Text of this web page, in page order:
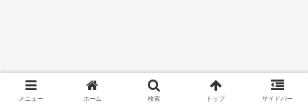
メニュー ホーム 検索 トップ サイドバー